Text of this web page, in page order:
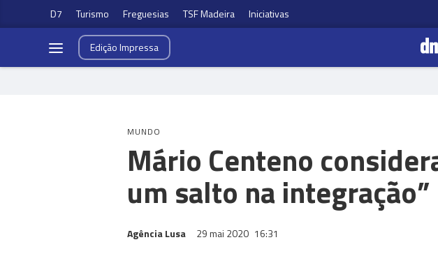
D7 Turismo Freguesias TSF Madeira Iniciativas
EdiçãoImpressa
MUNDO
Mário Centeno
um salto na integração”
Agência Lusa 29 mai 2020 16:31